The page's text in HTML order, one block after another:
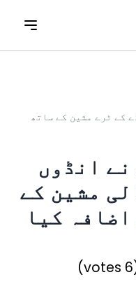
کے ٹرے مشین کے ساتھ
نے انڈوں
مشین کے
کیا